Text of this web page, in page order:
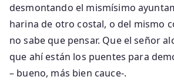
desmontando el mismísimo
harina de otro costal, o del mismo
no sabe que pensar. Que el señor
que ahí están los puentes para
– bueno, más bien cauce-.